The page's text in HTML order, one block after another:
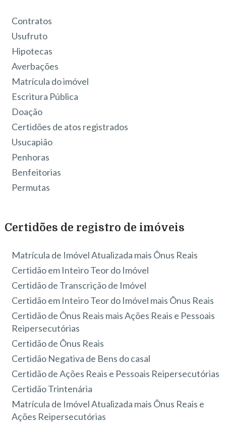
Contratos
Usufruto
Hipotecas
Averbações
Matrícula do imóvel
Escritura Pública
Doação
Certidões de atos registrados
Usucapião
Penhoras
Benfeitorias
Permutas
Certidões de registro de imóveis
Matrícula de Imóvel Atualizada mais Ônus Reais
Certidão em Inteiro Teor do Imóvel
Certidão de Transcrição de Imóvel
Certidão em Inteiro Teor do Imóvel mais Ônus Reais
Certidão de Ônus Reais mais Ações Reais e Pessoais
Reipersecutórias
Certidão de Ônus Reais
Certidão Negativa de Bens do casal
Certidão de Ações Reais e Pessoais Reipersecutórias
Certidão Trintenária
Matrícula de Imóvel Atualizada mais Ônus Reais e
Ações Reipersecutórias